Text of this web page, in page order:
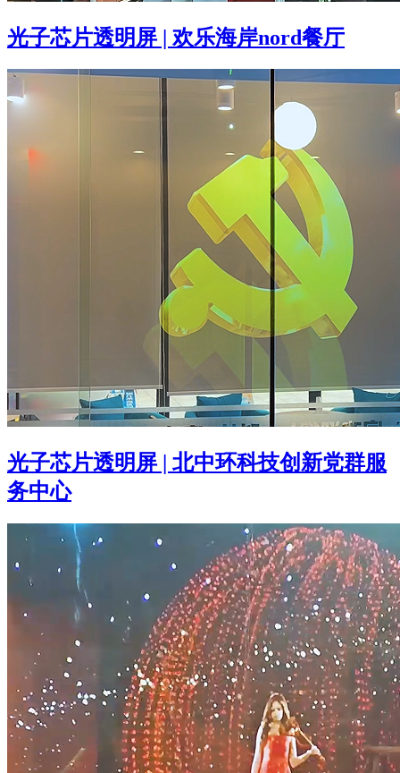
光子芯片透明屏 | 欢乐海岸nord餐厅
光子芯片透明屏 | 北中环科技创新党群服
务中心